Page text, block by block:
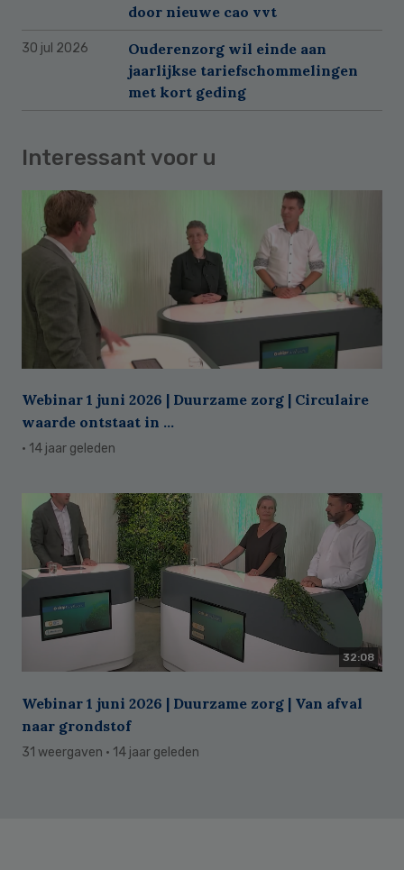
door nieuwe cao vvt
30 jul 2026
Ouderenzorg wil einde aan
jaarlijkse tariefschommelingen
met kort geding
Interessant voor u
Webinar 1 juni 2026 | Duurzame zorg | Circulaire
waarde ontstaat in ...
· 14 jaar geleden
32:08
Webinar 1 juni 2026 | Duurzame zorg | Van afval
naar grondstof
31 weergaven · 14 jaar geleden